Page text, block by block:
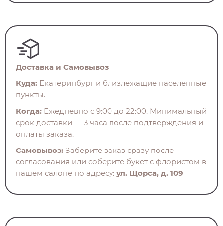
Доставка и Самовывоз
Куда: Екатеринбург и близлежащие населенные
пункты.
Когда: Ежедневно с 9:00 до 22:00. Минимальный
срок доставки — 3 часа после подтверждения и
оплаты заказа.
Самовывоз: Заберите заказ сразу после
согласования или соберите букет с флористом в
нашем салоне по адресу: ул. Щорса, д. 109